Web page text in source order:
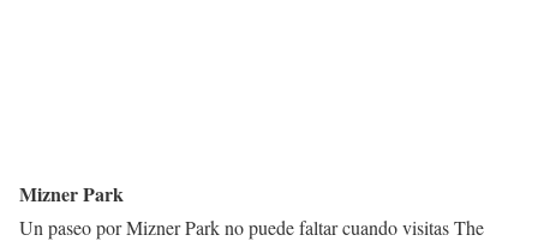
Mizner Park
Un paseo por Mizner Park no puede faltar cuando visitas The